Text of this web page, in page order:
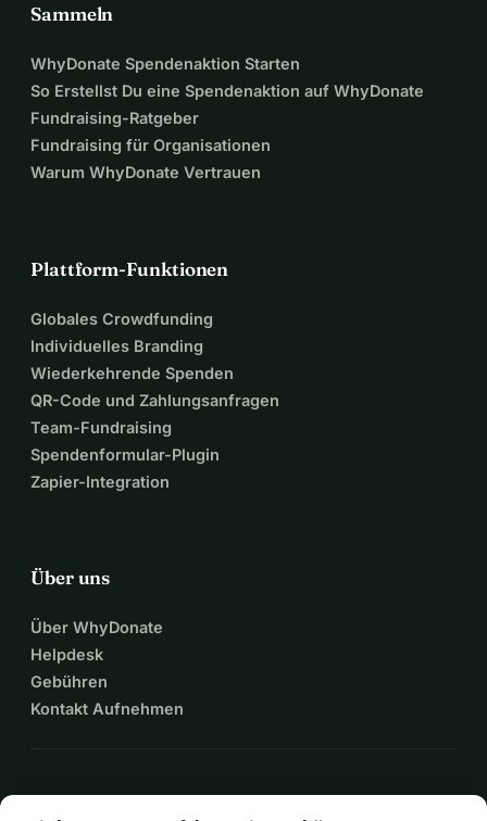
Sammeln
WhyDonate Spendenaktion Starten
So Erstellst Du eine Spendenaktion auf WhyDonate
Fundraising-Ratgeber
Fundraising für Organisationen
Warum WhyDonate Vertrauen
Plattform-Funktionen
Globales Crowdfunding
Individuelles Branding
Wiederkehrende Spenden
QR-Code und Zahlungsanfragen
Team-Fundraising
Spendenformular-Plugin
Zapier-Integration
Über uns
Über WhyDonate
Helpdesk
Gebühren
Kontakt Aufnehmen